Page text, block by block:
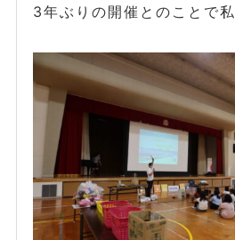
3年ぶりの開催とのことで